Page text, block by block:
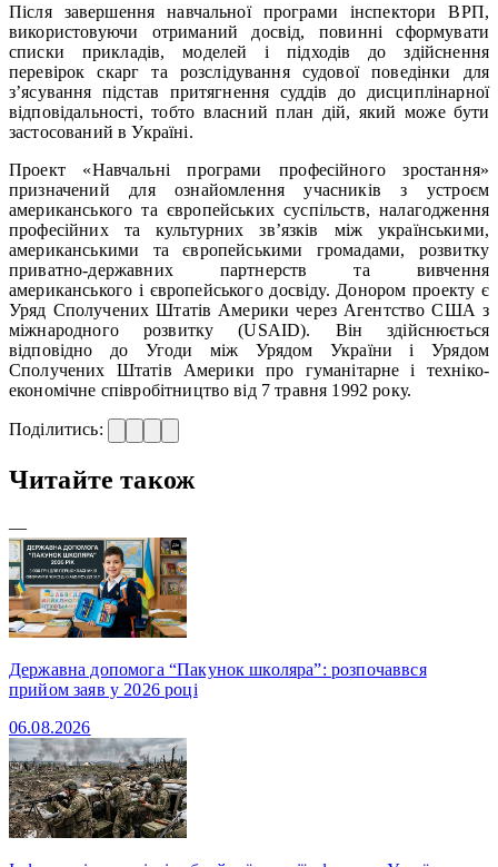
Після завершення навчальної програми інспектори ВРП,
використовуючи отриманий досвід, повинні сформувати
списки прикладів, моделей і підходів до здійснення
перевірок скарг та розслідування судової поведінки для
з’ясування підстав притягнення суддів до дисциплінарної
відповідальності, тобто власний план дій, який може бути
застосований в Україні.
Проект «Навчальні програми професійного зростання»
призначений для ознайомлення учасників з устроєм
американського та європейських суспільств, налагодження
професійних та культурних зв’язків між українськими,
американськими та європейськими громадами, розвитку
приватно-державних партнерств та вивчення
американського і європейського досвіду. Донором проекту є
Уряд Сполучених Штатів Америки через Агентство США з
міжнародного розвитку (USAID). Він здійснюється
відповідно до Угоди між Урядом України і Урядом
Сполучених Штатів Америки про гуманітарне і техніко-
економічне співробітництво від 7 травня 1992 року.
Поділитись:
Читайте також
—
Державна допомога “Пакунок школяра”: розпочаввся
прийом заяв у 2026 році
06.08.2026